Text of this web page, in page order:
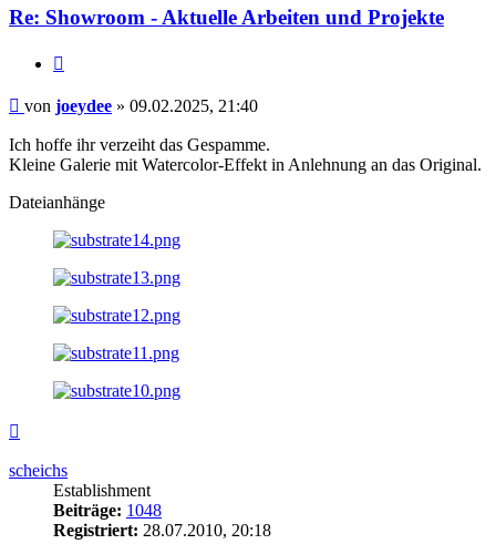
Re: Showroom - Aktuelle Arbeiten und Projekte
Beitrag
von joeydee » 09.02.2025, 21:40
Ich hoffe ihr verzeiht das Gespamme.
Kleine Galerie mit Watercolor-Effekt in Anlehnung an das Original.
Dateianhänge
scheichs
Establishment
Beiträge: 1048
Registriert: 28.07.2010, 20:18